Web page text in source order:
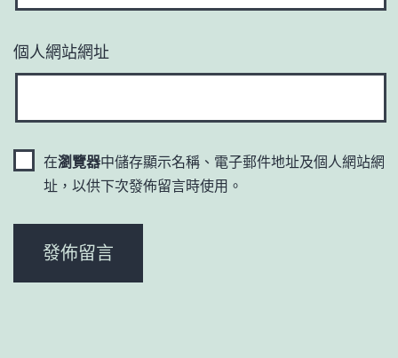
個人網站網址
在瀏覽器中儲存顯示名稱、電子郵件地址及個人網站網
址，以供下次發佈留言時使用。